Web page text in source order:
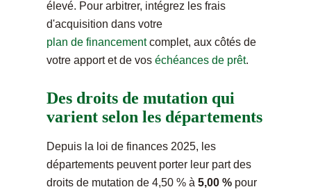
élevé. Pour arbitrer, intégrez les frais
d'acquisition dans votre
plan de financementcomplet, aux côtés de
votre apport et de vos échéances de prêt.
Des droits de mutation qui
varient selon les départements
Depuis la loi de finances 2025, les
départements peuvent porter leur part des
droits de mutation de 4,50 % à 5,00 % pour